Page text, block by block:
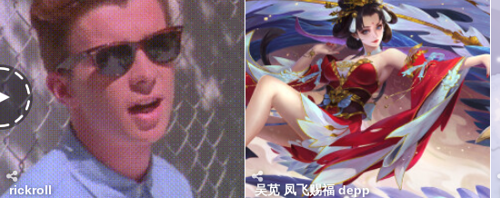
rickroll 吴苋 凤飞赐福 depp